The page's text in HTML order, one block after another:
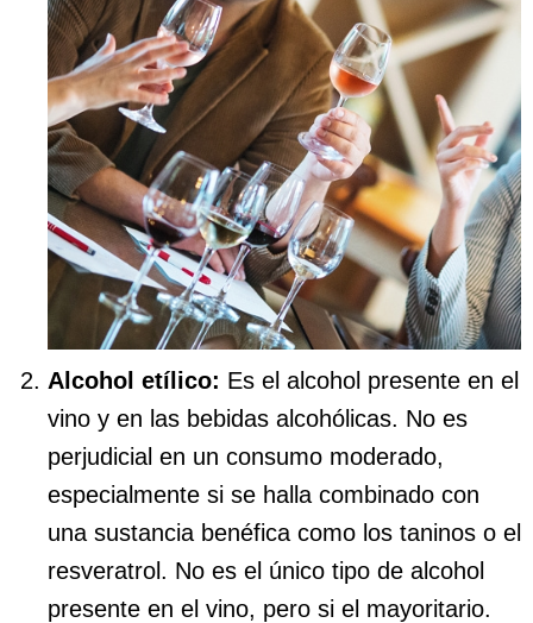
Alcohol etílico: Es el alcohol presente en el
vino y en las bebidas alcohólicas. No es
perjudicial en un consumo moderado,
especialmente si se halla combinado con
una sustancia benéfica como los taninos o el
resveratrol. No es el único tipo de alcohol
presente en el vino, pero si el mayoritario.